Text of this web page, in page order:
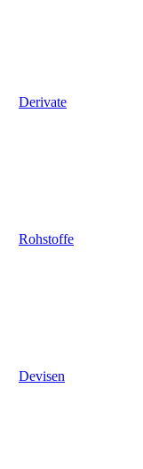
Derivate
Rohstoffe
Devisen